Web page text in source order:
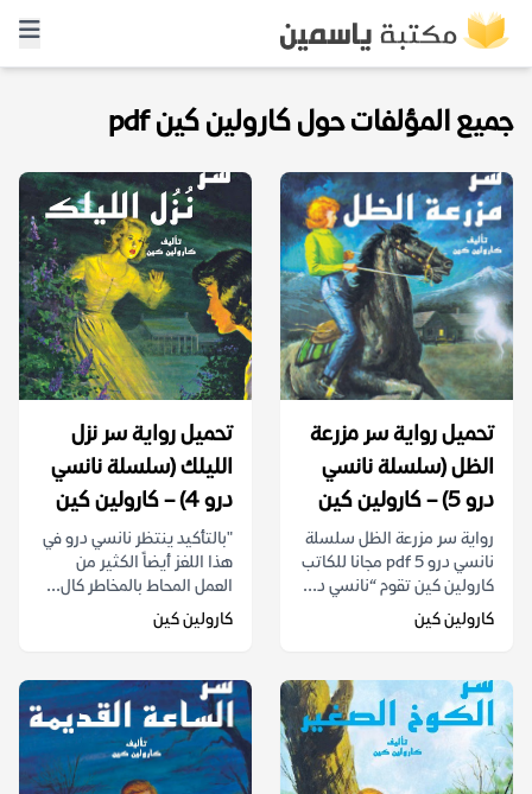
جميع المؤلفات حول كارولين كين pdf
تحميل رواية سر مزرعة
الظل (سلسلة نانسي
درو 5) – كارولين كين
رواية سر مزرعة الظل سلسلة
نانسي درو 5 pdf مجانا للكاتب
كارولين كين تقوم “نانسي د...
كارولين كين
تحميل رواية سر نزل
الليلك (سلسلة نانسي
درو 4) – كارولين كين
"بالتأكيد ينتظر نانسي درو في
هذا اللغز أيضاً الكثير من
العمل المحاط بالمخاطر كال...
كارولين كين